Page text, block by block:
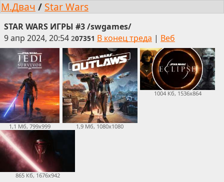
М.Двач / Star Wars
STAR WARS ИГРЫ #3 /swgames/
9 апр 2024, 20:54 207351 В конец треда | Веб
1,1 Мб, 799x999 1,9 Мб, 1080x1080
1004 Кб, 1536x864
865 Кб, 1676x942